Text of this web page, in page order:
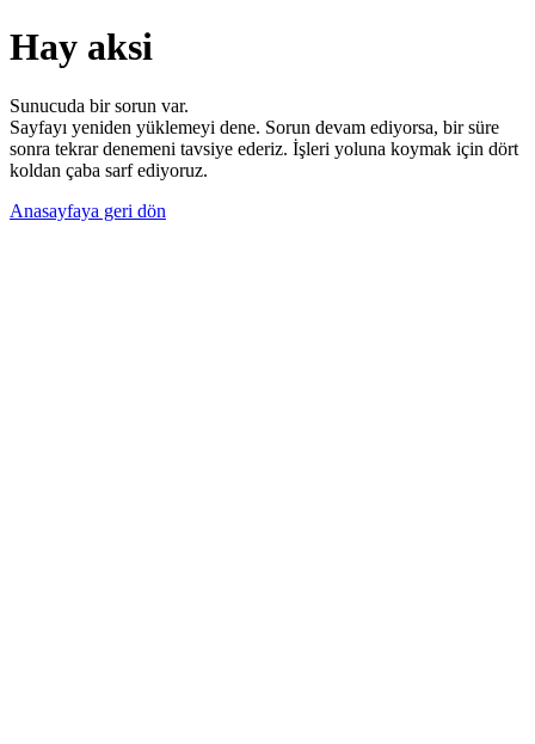
Hay aksi
Sunucuda bir sorun var.
Sayfayı yeniden yüklemeyi dene. Sorun devam ediyorsa, bir süre
sonra tekrar denemeni tavsiye ederiz. İşleri yoluna koymak için dört
koldan çaba sarf ediyoruz.
Anasayfaya geri dön